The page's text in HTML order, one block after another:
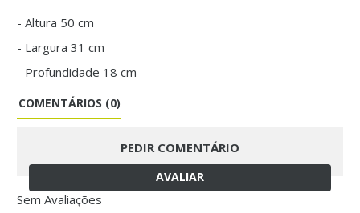
- Altura 50 cm
- Largura 31 cm
- Profundidade 18 cm
COMENTÁRIOS (0)
PEDIR COMENTÁRIO
AVALIAR
Sem Avaliações